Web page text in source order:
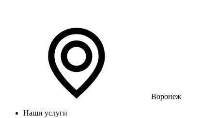
Воронеж
Наши услуги